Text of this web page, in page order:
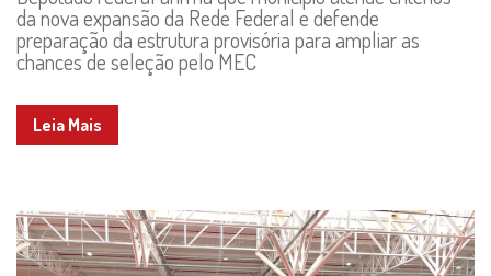
da nova expansão da Rede Federal e defende
preparação da estrutura provisória para ampliar as
chances de seleção pelo MEC
Leia Mais